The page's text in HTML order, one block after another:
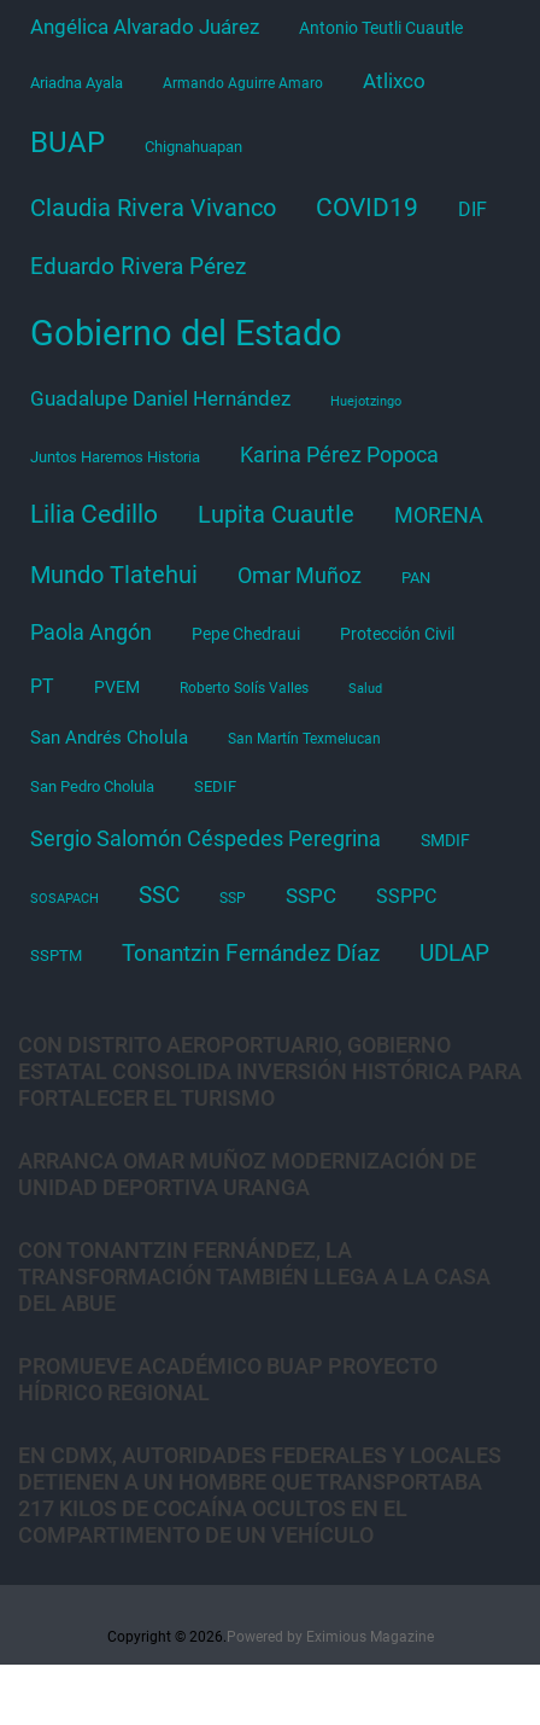
Angélica Alvarado Juárez Antonio Teutli Cuautle
Ariadna Ayala Armando Aguirre Amaro Atlixco
BUAP Chignahuapan
Claudia Rivera Vivanco COVID19 DIF
Eduardo Rivera Pérez
Gobierno del Estado
Guadalupe Daniel Hernández Huejotzingo
Juntos Haremos Historia Karina Pérez Popoca
Lilia Cedillo Lupita Cuautle MORENA
Mundo Tlatehui Omar Muñoz PAN
Paola Angón Pepe Chedraui Protección Civil
PT PVEM Roberto Solís Valles Salud
San Andrés Cholula San Martín Texmelucan
San Pedro Cholula SEDIF
Sergio Salomón Céspedes Peregrina SMDIF
SOSAPACH SSC SSP SSPC SSPPC
SSPTM Tonantzin Fernández Díaz UDLAP
CON DISTRITO AEROPORTUARIO, GOBIERNO
ESTATAL CONSOLIDA INVERSIÓN HISTÓRICA PARA
FORTALECER EL TURISMO
ARRANCA OMAR MUÑOZ MODERNIZACIÓN DE
UNIDAD DEPORTIVA URANGA
CON TONANTZIN FERNÁNDEZ, LA
TRANSFORMACIÓN TAMBIÉN LLEGA A LA CASA
DEL ABUE
PROMUEVE ACADÉMICO BUAP PROYECTO
HÍDRICO REGIONAL
EN CDMX, AUTORIDADES FEDERALES Y LOCALES
DETIENEN A UN HOMBRE QUE TRANSPORTABA
217 KILOS DE COCAÍNA OCULTOS EN EL
COMPARTIMENTO DE UN VEHÍCULO
Copyright © 2026. Powered by Eximious Magazine